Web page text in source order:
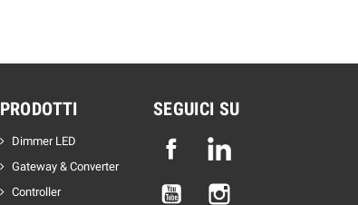
PRODOTTI
Dimmer LED
Gateway & Converter
Controller
SEGUICI SU
Facebook
YouTube